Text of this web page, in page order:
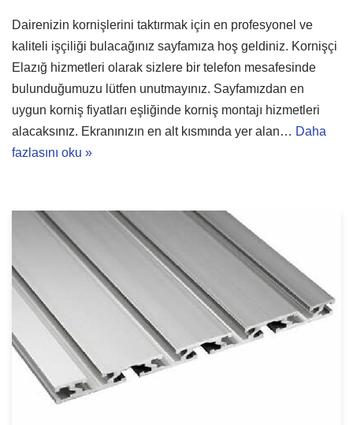
Dairenizin kornişlerini taktırmak için en profesyonel ve
kaliteli işçiliği bulacağınız sayfamıza hoş geldiniz. Kornişçi
Elazığ hizmetleri olarak sizlere bir telefon mesafesinde
bulunduğumuzu lütfen unutmayınız. Sayfamızdan en
uygun korniş fiyatları eşliğinde korniş montajı hizmetleri
alacaksınız. Ekranınızın en alt kısmında yer alan… Daha
fazlasını oku »